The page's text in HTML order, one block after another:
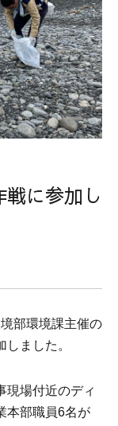
に参加し
部環境課主催の
ました。
現場付近のディ
本部職員6名が